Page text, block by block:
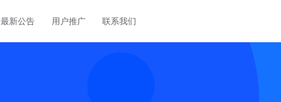
最新公告 用户推广 联系我们